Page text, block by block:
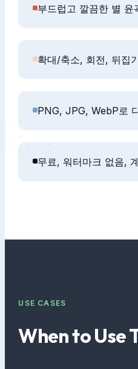
부드럽고 깔끔한 별 윤
확대/축소, 회전, 뒤집
PNG, JPG, WebP로
무료, 워터마크 없음,
USE CASES
When to Use